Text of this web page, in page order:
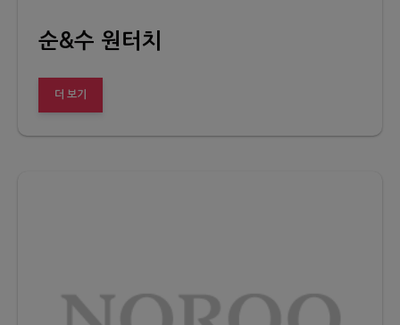
순&수 원터치
더 보기